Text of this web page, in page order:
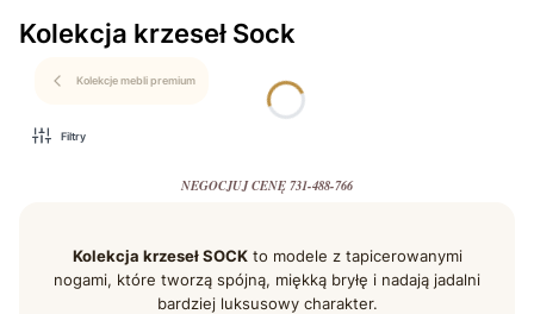
Kolekcja krzeseł Sock
Kolekcje mebli premium
Filtry
NEGOCJUJ CENĘ 731-488-766
Kolekcja krzeseł SOCKto modele z tapicerowanymi
nogami, które tworzą spójną, miękką bryłę i nadają jadalni
bardziej luksusowy charakter.